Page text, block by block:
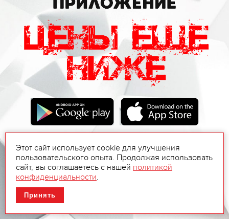
Этот сайт использует cookie для улучшения
пользовательского опыта. Продолжая использовать
сайт, вы соглашаетесь с нашей политикой
конфиденциальности.
Принять